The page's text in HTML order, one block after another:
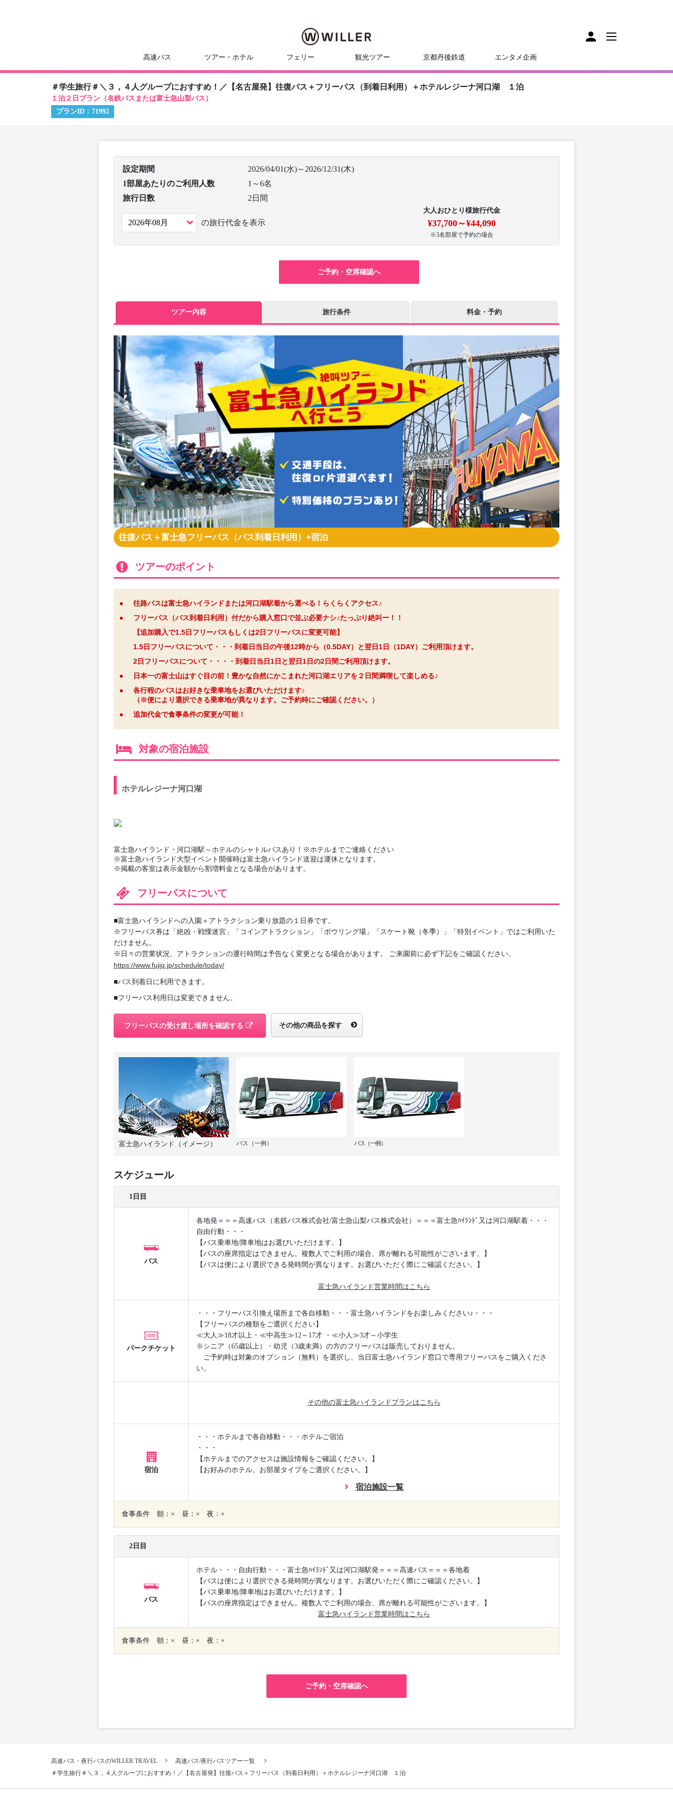
高速バス ツアー・ホテル フェリー 観光ツアー 京都丹後鉄道 エンタメ企画
＃学生旅行＃＼３，４人グループにおすすめ！／【名古屋発】往復バス＋フリーパス（到着日利用）＋ホテルレジーナ河口湖 １泊
１泊２日プラン（名鉄バスまたは富士急山梨バス）
プランID： 71992
設定期間
2026/04/01(水)～2026/12/31(木)
1部屋あたりのご利用人数
1～6名
旅行日数
2日間
の旅行代金を表示
大人おひとり様旅行代金
¥37,700～¥44,090
※3名部屋で予約の場合
ご予約・空席確認へ
ツアー内容 旅行条件 料金・予約
往復バス＋富士急フリーパス（バス到着日利用）+宿泊
ツアーのポイント
●
往路バスは富士急ハイランドまたは河口湖駅着から選べる！らくらくアクセス♪
●
フリーパス（バス到着日利用）付だから購入窓口で並ぶ必要ナシ♪たっぷり絶叫ー！！
【追加購入で1.5日フリーパスもしくは2日フリーパスに変更可能】
1.5日フリーパスについて・・・到着日当日の午後12時から（0.5DAY）と翌日1日（1DAY）ご利用頂けます。
2日フリーパスについて・・・・到着日当日1日と翌日1日の2日間ご利用頂けます。
●
日本一の富士山はすぐ目の前！豊かな自然にかこまれた河口湖エリアを２日間満喫して楽しめる♪
●
各行程のバスはお好きな乗車地をお選びいただけます♪
（※便により選択できる乗車地が異なります。ご予約時にご確認ください。）
●
追加代金で食事条件の変更が可能！
対象の宿泊施設
ホテルレジーナ河口湖
富士急ハイランド・河口湖駅～ホテルのシャトルバスあり！※ホテルまでご連絡ください
※富士急ハイランド大型イベント開催時は富士急ハイランド送迎は運休となります。
※掲載の客室は表示金額から割増料金となる場合があります。
フリーパスについて
■富士急ハイランドへの入園＋アトラクション乗り放題の１日券です。
※フリーパス券は「絶凶・戦慄迷宮」「コインアトラクション」「ボウリング場」「スケート靴（冬季）」「特別イベント」ではご利用いた
だけません。
※日々の営業状況、アトラクションの運行時間は予告なく変更となる場合があります。 ご来園前に必ず下記をご確認ください。
https://www.fujiq.jp/schedule/today/
■バス到着日に利用できます。
■フリーパス利用日は変更できません。
フリーパスの受け渡し場所を確認する その他の商品を探す
富士急ハイランド（イメージ） バス（一例） バス（一例）
スケジュール
1日目
バス
各地発＝＝＝高速バス（名鉄バス株式会社/富士急山梨バス株式会社）＝＝＝富士急ﾊｲﾗﾝﾄﾞ又は河口湖駅着・・・
自由行動・・・
【バス乗車地/降車地はお選びいただけます。】
【バスの座席指定はできません。複数人でご利用の場合、席が離れる可能性がございます。】
【バスは便により選択できる発時間が異なります。お選びいただく際にご確認ください。】
富士急ハイランド営業時間はこちら
パークチケット
・・・フリーパス引換え場所まで各自移動・・・富士急ハイランドをお楽しみください♪・・・
【フリーパスの種類をご選択ください】
≪大人≫18才以上・≪中高生≫12～17才 ・≪小人≫3才～小学生
※シニア（65歳以上）・幼児（3歳未満）の方のフリーパスは販売しておりません。
ご予約時は対象のオプション（無料）を選択し、当日富士急ハイランド窓口で専用フリーパスをご購入くださ
い。
その他の富士急ハイランドプランはこちら
宿泊
・・・ホテルまで各自移動・・・ホテルご宿泊
・・・
【ホテルまでのアクセスは施設情報をご確認ください。】
【お好みのホテル、お部屋タイプをご選択ください。】
宿泊施設一覧
食事条件 朝：× 昼：× 夜：×
2日目
バス
ホテル・・・自由行動・・・富士急ﾊｲﾗﾝﾄﾞ又は河口湖駅発＝＝＝高速バス＝＝＝各地着
【バスは便により選択できる発時間が異なります。お選びいただく際にご確認ください。】
【バス乗車地/降車地はお選びいただけます。】
【バスの座席指定はできません。複数人でご利用の場合、席が離れる可能性がございます。】
富士急ハイランド営業時間はこちら
食事条件 朝：× 昼：× 夜：×
ご予約・空席確認へ
高速バス・夜行バスのWILLER TRAVEL
高速バス/夜行バスツアー一覧
＃学生旅行＃＼３，４人グループにおすすめ！／【名古屋発】往復バス＋フリーパス（到着日利用）＋ホテルレジーナ河口湖 １泊